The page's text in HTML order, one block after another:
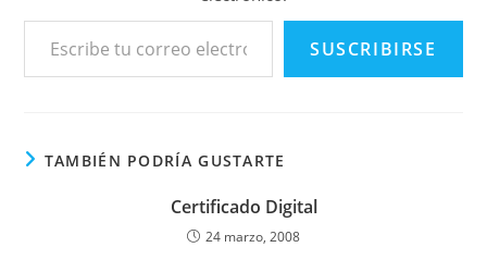
Escribe tu correo electrónico…
SUSCRIBIRSE
TAMBIÉN PODRÍA GUSTARTE
Certificado Digital
24 marzo, 2008